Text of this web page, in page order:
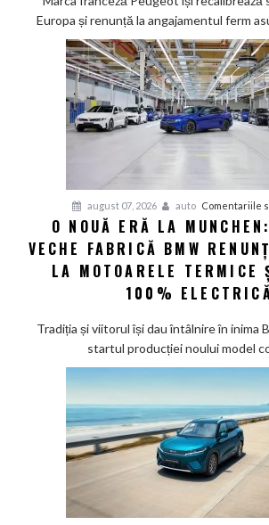
Europa și renunță la angajamentul ferm
august 07, 2026 auto Comentariile
O NOUĂ ERĂ LA
VECHE FABRICĂ BMW
LA MOTOARELE TERMICE
100%
Tradiția și viitorul își dau întâlnire în inima
startul producției noului model